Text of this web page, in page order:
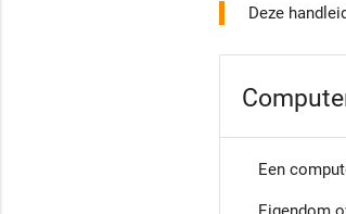
Deze
Een